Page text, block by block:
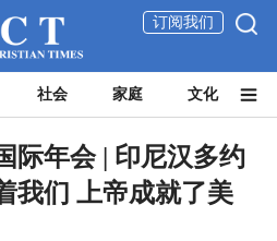
订阅我们
社会 家庭 文化
际年会 | 印尼汉多约
我们 上帝成就了美